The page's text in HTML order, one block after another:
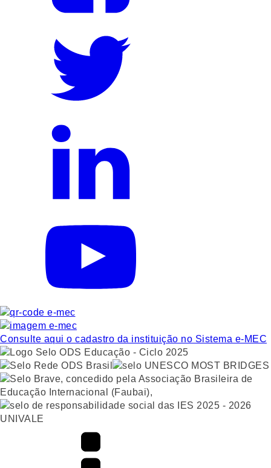
Consulte aqui o cadastro da instituição no Sistema e-MEC
UNIVALE